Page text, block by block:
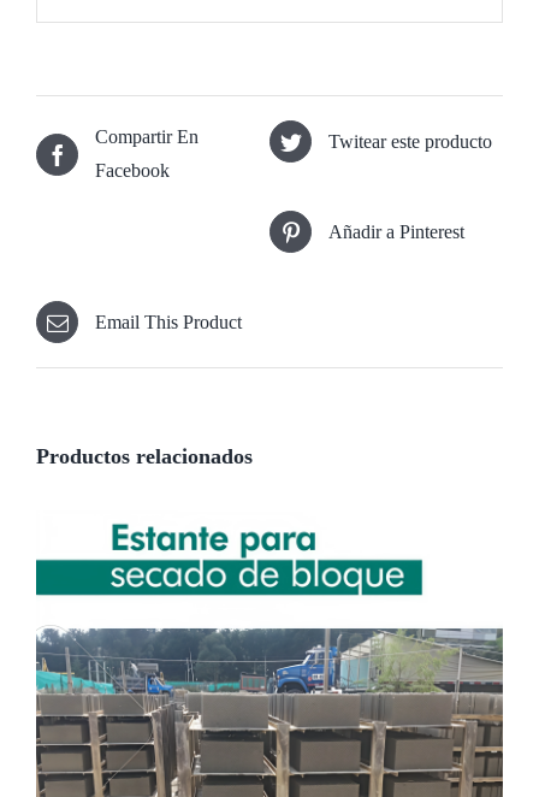
Compartir En
Facebook
Twitear este producto
Añadir a Pinterest
Email This Product
Productos relacionados